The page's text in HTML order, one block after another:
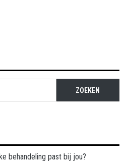
ZOEKEN
behandeling past bij jou?